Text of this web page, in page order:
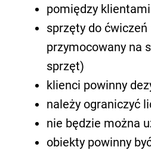
pomiędzy
sprzęty do
przymocowany na
sprzęt)
klienci powinny
należy ograniczyć
nie będzie można
obiekty powinny